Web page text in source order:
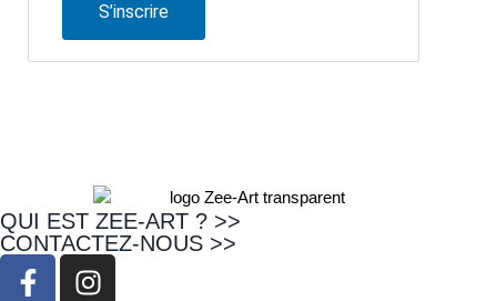
S’inscrire
QUI EST ZEE-ART ? >>
CONTACTEZ-NOUS >>